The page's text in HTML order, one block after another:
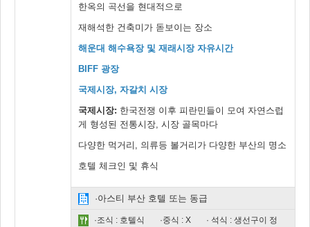
한옥의 곡선을 현대적으로
재해석한 건축미가 돋보이는 장소
해운대 해수욕장 및 재래시장 자유시간
BIFF 광장
국제시장, 자갈치 시장
국제시장: 한국전쟁 이후 피란민들이 모여 자연스럽
게 형성된 전통시장, 시장 골목마다
다양한 먹거리, 의류등 볼거리가 다양한 부산의 명소
호텔 체크인 및 휴식
·아스티 부산 호텔 또는 동급
·조식 : 호텔식 ·중식 : X
· 석식 : 생선구이 정